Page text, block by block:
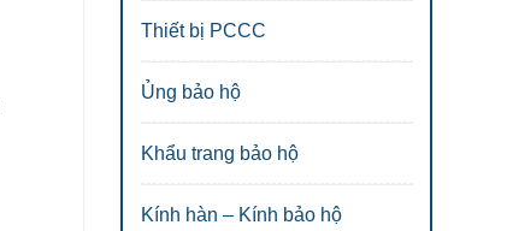
Thiết bị PCCC
Ủng bảo hộ
Khẩu trang bảo hộ
Kính hàn – Kính bảo hộ